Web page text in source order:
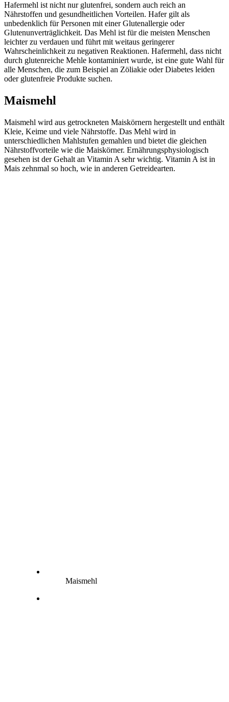
Hafermehl ist nicht nur glutenfrei, sondern auch reich an
Nährstoffen und gesundheitlichen Vorteilen. Hafer gilt als
unbedenklich für Personen mit einer Glutenallergie oder
Glutenunverträglichkeit. Das Mehl ist für die meisten Menschen
leichter zu verdauen und führt mit weitaus geringerer
Wahrscheinlichkeit zu negativen Reaktionen. Hafermehl, dass nicht
durch glutenreiche Mehle kontaminiert wurde, ist eine gute Wahl für
alle Menschen, die zum Beispiel an Zöliakie oder Diabetes leiden
oder glutenfreie Produkte suchen.
Maismehl
Maismehl wird aus getrockneten Maiskörnern hergestellt und enthält
Kleie, Keime und viele Nährstoffe. Das Mehl wird in
unterschiedlichen Mahlstufen gemahlen und bietet die gleichen
Nährstoffvorteile wie die Maiskörner. Ernährungsphysiologisch
gesehen ist der Gehalt an Vitamin A sehr wichtig. Vitamin A ist in
Mais zehnmal so hoch, wie in anderen Getreidearten.
Maismehl